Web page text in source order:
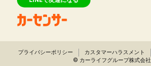
プライバシーポリシー カスタマーハラスメント
© カーライフグループ株式会社